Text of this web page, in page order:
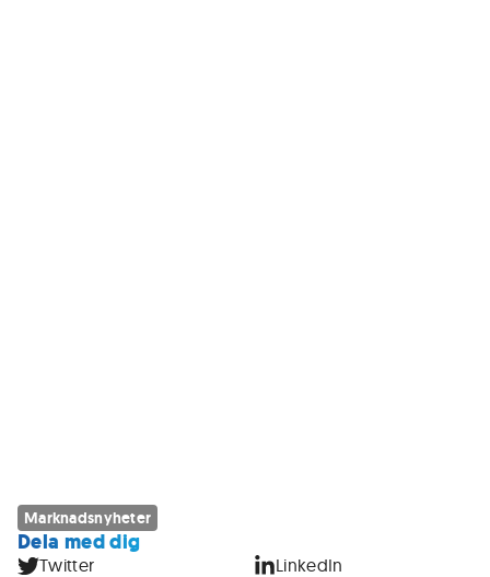
Marknadsnyheter
Dela med dig
Twitter LinkedIn